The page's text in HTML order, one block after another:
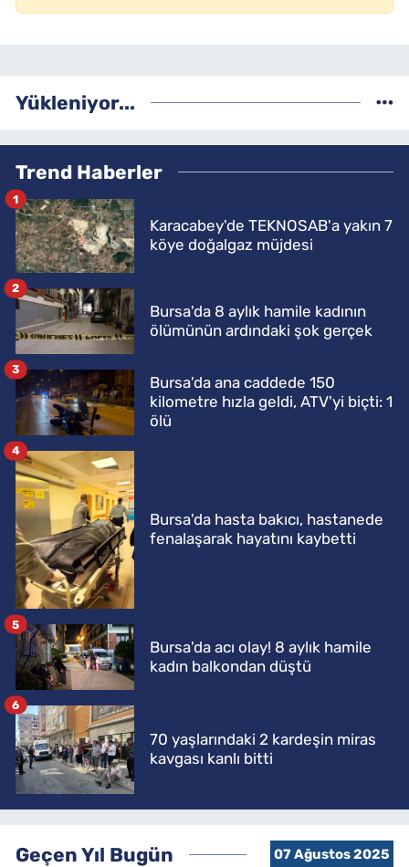
Yükleniyor...
Trend Haberler
Karacabey'de TEKNOSAB'a yakın 7
köye doğalgaz müjdesi
1
Bursa'da 8 aylık hamile kadının
ölümünün ardındaki şok gerçek
2
Bursa'da ana caddede 150
kilometre hızla geldi, ATV'yi biçti: 1
ölü
3
Bursa'da hasta bakıcı, hastanede
fenalaşarak hayatını kaybetti
4
Bursa'da acı olay! 8 aylık hamile
kadın balkondan düştü
5
70 yaşlarındaki 2 kardeşin miras
kavgası kanlı bitti
6
Geçen Yıl Bugün 07 Ağustos 2025